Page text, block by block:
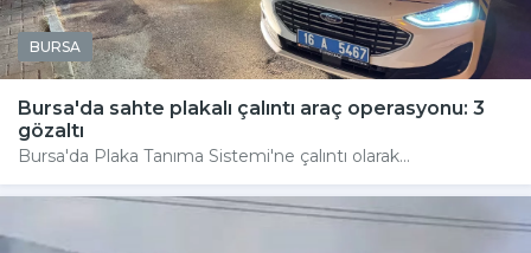
BURSA
Bursa'da sahte plakalı çalıntı araç operasyonu: 3
gözaltı
Bursa'da Plaka Tanıma Sistemi'ne çalıntı olarak...